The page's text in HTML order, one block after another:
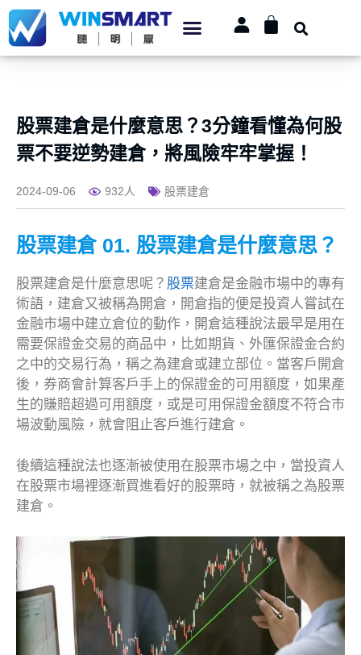
股票建倉是什麼意思？3分鐘看懂為何股
票不要逆勢建倉，將風險牢牢掌握！
2024-09-06 932人 股票建倉
股票建倉 01. 股票建倉是什麼意思？
股票建倉是什麼意思呢？ 股票建倉是金融市場中的專有
術語，建倉又被稱為開倉，開倉指的便是投資人嘗試在
金融市場中建立倉位的動作，開倉這種說法最早是用在
需要保證金交易的商品中，比如期貨、外匯保證金合約
之中的交易行為，稱之為建倉或建立部位。當客戶開倉
後，券商會計算客戶手上的保證金的可用額度，如果產
生的賺賠超過可用額度，或是可用保證金額度不符合市
場波動風險，就會阻止客戶進行建倉。
後續這種說法也逐漸被使用在股票市場之中，當投資人
在股票市場裡逐漸買進看好的股票時，就被稱之為股票
建倉。